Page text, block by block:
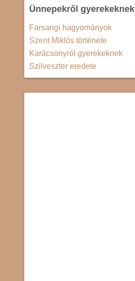
Ünnepekről gyerekeknek
Farsangi hagyományok
Szent Miklós története
Karácsonyról gyerekeknek
Szilveszter eredete